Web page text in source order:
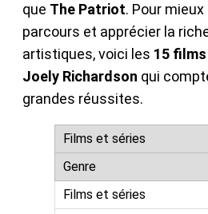
que The Patriot. Pour
parcours et apprécier la
artistiques, voici les 15
Joely Richardson qui
grandes réussites.